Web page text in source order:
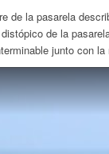
de la pasarela
de la
junto con